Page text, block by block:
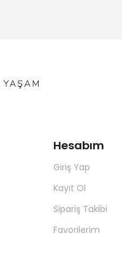
Hesabım
Giriş Yap
Kayıt Ol
Sipariş Takibi
Favorilerim